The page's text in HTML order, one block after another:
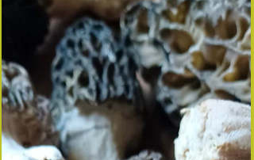
cette promesse de texture… Et puis, en rentrant,
restait un peu de bœuf bourguignon du déjeuner :
viande confite, jus sombre, parfum de vin rouge.
L’idée s’est imposée d’elle‑même : revisiter le
champignon farci dans une version généreuse,
élégante, et surtout anti‑gaspillage. On snackerait